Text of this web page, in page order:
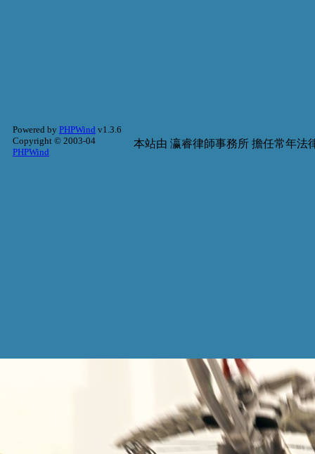
Powered by PHPWind v1.3.6
Copyright © 2003-04
PHPWind
本站由 瀛睿律師事務所 擔任常年法